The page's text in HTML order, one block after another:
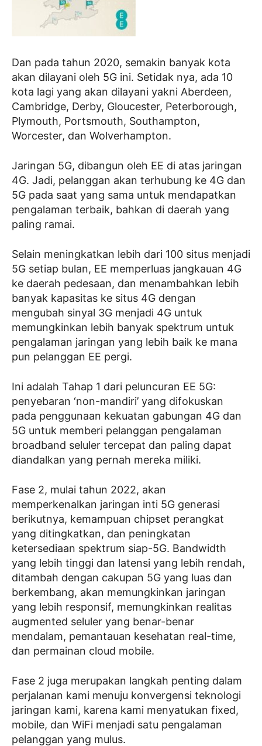
Dan pada tahun 2020, semakin banyak kota
akan dilayani oleh 5G ini. Setidak nya, ada 10
kota lagi yang akan dilayani yakni Aberdeen,
Cambridge, Derby, Gloucester, Peterborough,
Plymouth, Portsmouth, Southampton,
Worcester, dan Wolverhampton.
Jaringan 5G, dibangun oleh EE di atas jaringan
4G. Jadi, pelanggan akan terhubung ke 4G dan
5G pada saat yang sama untuk mendapatkan
pengalaman terbaik, bahkan di daerah yang
paling ramai.
Selain meningkatkan lebih dari 100 situs menjadi
5G setiap bulan, EE memperluas jangkauan 4G
ke daerah pedesaan, dan menambahkan lebih
banyak kapasitas ke situs 4G dengan
mengubah sinyal 3G menjadi 4G untuk
memungkinkan lebih banyak spektrum untuk
pengalaman jaringan yang lebih baik ke mana
pun pelanggan EE pergi.
Ini adalah Tahap 1 dari peluncuran EE 5G:
penyebaran ‘non-mandiri’ yang difokuskan
pada penggunaan kekuatan gabungan 4G dan
5G untuk memberi pelanggan pengalaman
broadband seluler tercepat dan paling dapat
diandalkan yang pernah mereka miliki.
Fase 2, mulai tahun 2022, akan
memperkenalkan jaringan inti 5G generasi
berikutnya, kemampuan chipset perangkat
yang ditingkatkan, dan peningkatan
ketersediaan spektrum siap-5G. Bandwidth
yang lebih tinggi dan latensi yang lebih rendah,
ditambah dengan cakupan 5G yang luas dan
berkembang, akan memungkinkan jaringan
yang lebih responsif, memungkinkan realitas
augmented seluler yang benar-benar
mendalam, pemantauan kesehatan real-time,
dan permainan cloud mobile.
Fase 2 juga merupakan langkah penting dalam
perjalanan kami menuju konvergensi teknologi
jaringan kami, karena kami menyatukan fixed,
mobile, dan WiFi menjadi satu pengalaman
pelanggan yang mulus.